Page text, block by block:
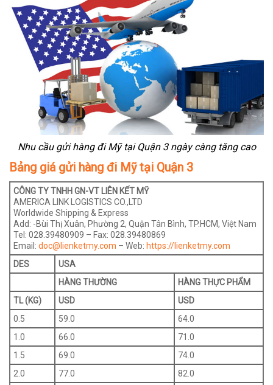
Nhu cầu gửi hàng đi Mỹ tại Quận 3 ngày càng tăng cao
Bảng giá gửi hàng đi Mỹ tại Quận 3
CÔNG TY TNHH GN-VT LIÊN KẾT MỸ
AMERICA LINK LOGISTICS CO.,LTD
Worldwide Shipping & Express
Add: -Bùi Thị Xuân, Phường 2, Quận Tân Bình, TP.HCM, Việt Nam
Tel: 028.39480909 – Fax: 028.39480869
Email: doc@lienketmy.com – Web: https://lienketmy.com
DES
USA
HÀNG THƯỜNG
HÀNG THỰC PHẨM
TL (KG)
USD
USD
0.5
59.0
64.0
1.0
66.0
71.0
1.5
69.0
74.0
2.0
77.0
82.0